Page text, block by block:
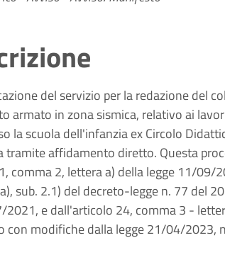
del servizio per la redazione del
armato in zona sismica, relativo ai
la scuola dell'infanzia ex Circolo
tramite affidamento diretto. Questa
comma 2, lettera a) della legge 11/
sub. 2.1) del decreto-legge n. 77 del
2021, e dall'articolo 24, comma 3 -
con modifiche dalla legge 21/04/2023,